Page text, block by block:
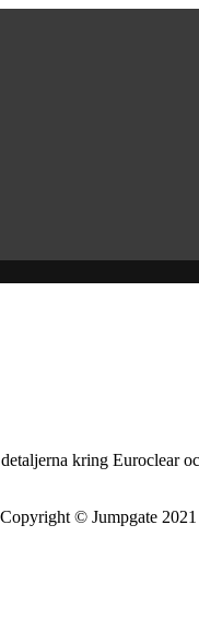
kring Euroclear
© Jumpgate 2021